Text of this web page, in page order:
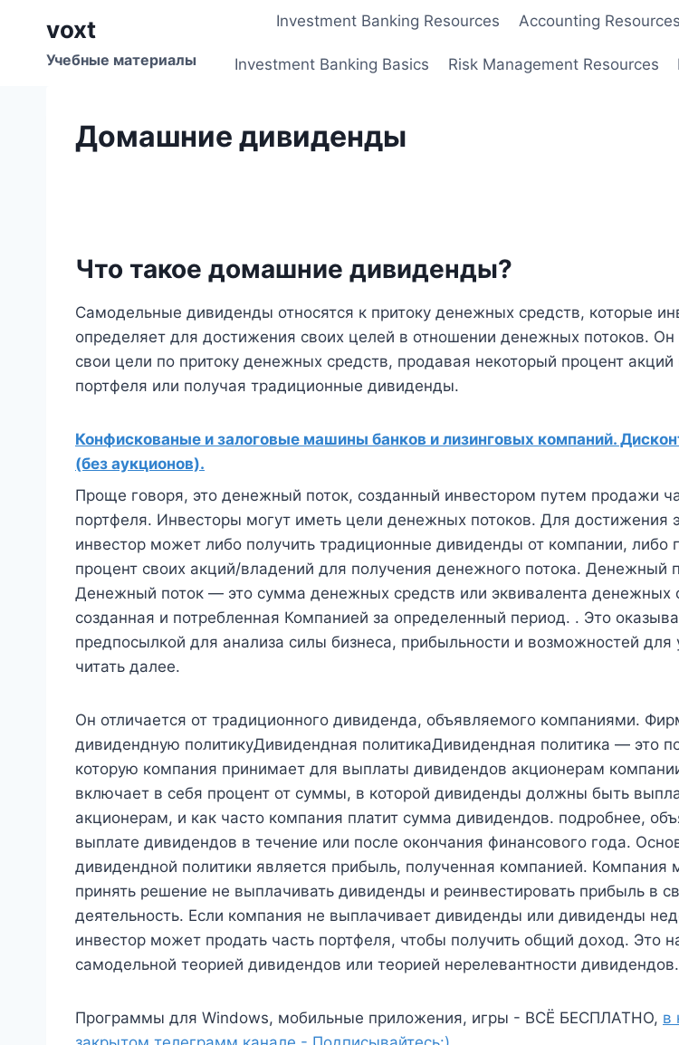
содержимому
voxt
Учебные материалы
Investment Banking Resources Accounting Resources
Investment Banking Basics Risk Management Resources
Домашние дивиденды
Что такое домашние дивиденды?
Самодельные дивиденды относятся к притоку денежных средств, которые
определяет для достижения своих целей в отношении денежных потоков.
свои цели по притоку денежных средств, продавая некоторый процент акций
портфеля или получая традиционные дивиденды.
Конфискованые и залоговые машины банков и лизинговых компаний.
(без аукционов).
Проще говоря, это денежный поток, созданный инвестором путем продажи
портфеля. Инвесторы могут иметь цели денежных потоков. Для достижения
инвестор может либо получить традиционные дивиденды от компании, либо
процент своих акций/владений для получения денежного потока. Денежный
Денежный поток — это сумма денежных средств или эквивалента денежных
созданная и потребленная Компанией за определенный период. . Это
предпосылкой для анализа силы бизнеса, прибыльности и возможностей для
читать далее.
Он отличается от традиционного дивиденда, объявляемого компаниями.
дивидендную политикуДивидендная политикаДивидендная политика — это
которую компания принимает для выплаты дивидендов акционерам
включает в себя процент от суммы, в которой дивиденды должны быть
акционерам, и как часто компания платит сумма дивидендов. подробнее,
выплате дивидендов в течение или после окончания финансового года.
дивидендной политики является прибыль, полученная компанией. Компания
принять решение не выплачивать дивиденды и реинвестировать прибыль в
деятельность. Если компания не выплачивает дивиденды или дивиденды
инвестор может продать часть портфеля, чтобы получить общий доход. Это
самодельной теорией дивидендов или теорией нерелевантности дивидендов.
Программы для Windows, мобильные приложения, игры - ВСЁ БЕСПЛАТНО, в